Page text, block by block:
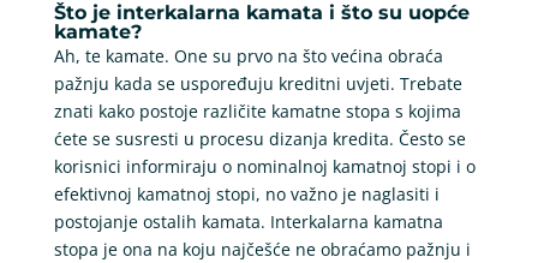
Što je interkalarna kamata i što su uopće
kamate?
Ah, te kamate. One su prvo na što većina obraća
pažnju kada se uspoređuju kreditni uvjeti. Trebate
znati kako postoje različite kamatne stopa s kojima
ćete se susresti u procesu dizanja kredita. Često se
korisnici informiraju o nominalnoj kamatnoj stopi i o
efektivnoj kamatnoj stopi, no važno je naglasiti i
postojanje ostalih kamata. Interkalarna kamatna
stopa je ona na koju najčešće ne obraćamo pažnju i